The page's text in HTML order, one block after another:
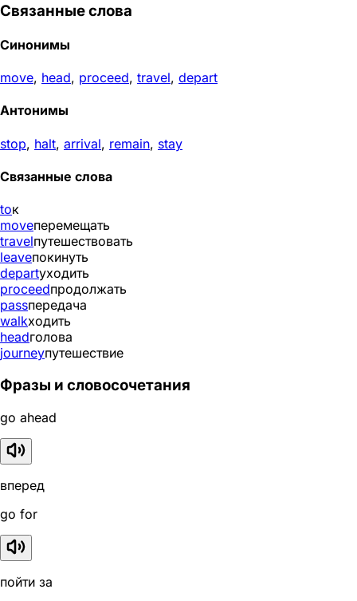
Связанные слова
Синонимы
move, head, proceed, travel, depart
Антонимы
stop, halt, arrival, remain, stay
Связанные слова
toк
moveперемещать
travelпутешествовать
leaveпокинуть
departуходить
proceedпродолжать
passпередача
walkходить
headголова
journeyпутешествие
Фразы и словосочетания
go ahead
вперед
go for
пойти за